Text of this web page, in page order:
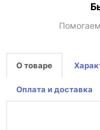
О товаре
Оплата и доставка